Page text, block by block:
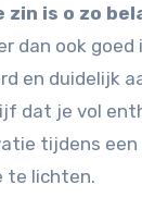
zin is o zo
dan ook goed
en duidelijk
dat je vol
tijdens
te lichten.